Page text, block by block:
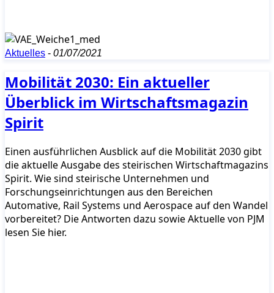
Aktuelles - 01/07/2021
Mobilität 2030: Ein aktueller
Überblick im Wirtschaftsmagazin
Spirit
Einen ausführlichen Ausblick auf die Mobilität 2030 gibt
die aktuelle Ausgabe des steirischen Wirtschaftmagazins
Spirit. Wie sind steirische Unternehmen und
Forschungseinrichtungen aus den Bereichen
Automative, Rail Systems und Aerospace auf den Wandel
vorbereitet? Die Antworten dazu sowie Aktuelle von PJM
lesen Sie hier.